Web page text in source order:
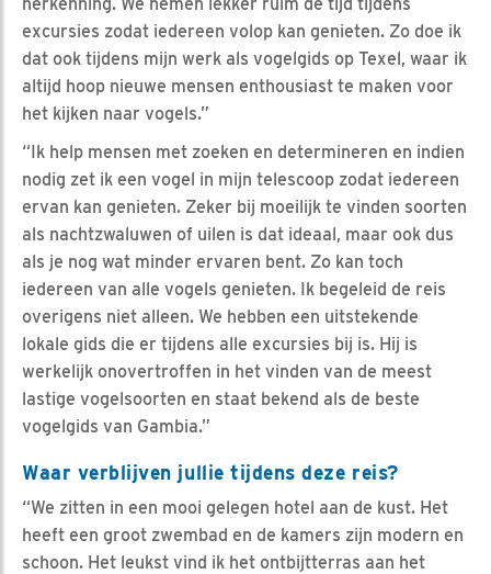
excursies zodat iedereen volop kan genieten. Zo doe ik
dat ook tijdens mijn werk als vogelgids op Texel, waar ik
altijd hoop nieuwe mensen enthousiast te maken voor
het kijken naar vogels.”
“Ik help mensen met zoeken en determineren en indien
nodig zet ik een vogel in mijn telescoop zodat iedereen
ervan kan genieten. Zeker bij moeilijk te vinden soorten
als nachtzwaluwen of uilen is dat ideaal, maar ook dus
als je nog wat minder ervaren bent. Zo kan toch
iedereen van alle vogels genieten. Ik begeleid de reis
overigens niet alleen. We hebben een uitstekende
lokale gids die er tijdens alle excursies bij is. Hij is
werkelijk onovertroffen in het vinden van de meest
lastige vogelsoorten en staat bekend als de beste
vogelgids van Gambia.”
Waar verblijven jullie tijdens deze reis?
“We zitten in een mooi gelegen hotel aan de kust. Het
heeft een groot zwembad en de kamers zijn modern en
schoon. Het leukst vind ik het ontbijtterras aan het